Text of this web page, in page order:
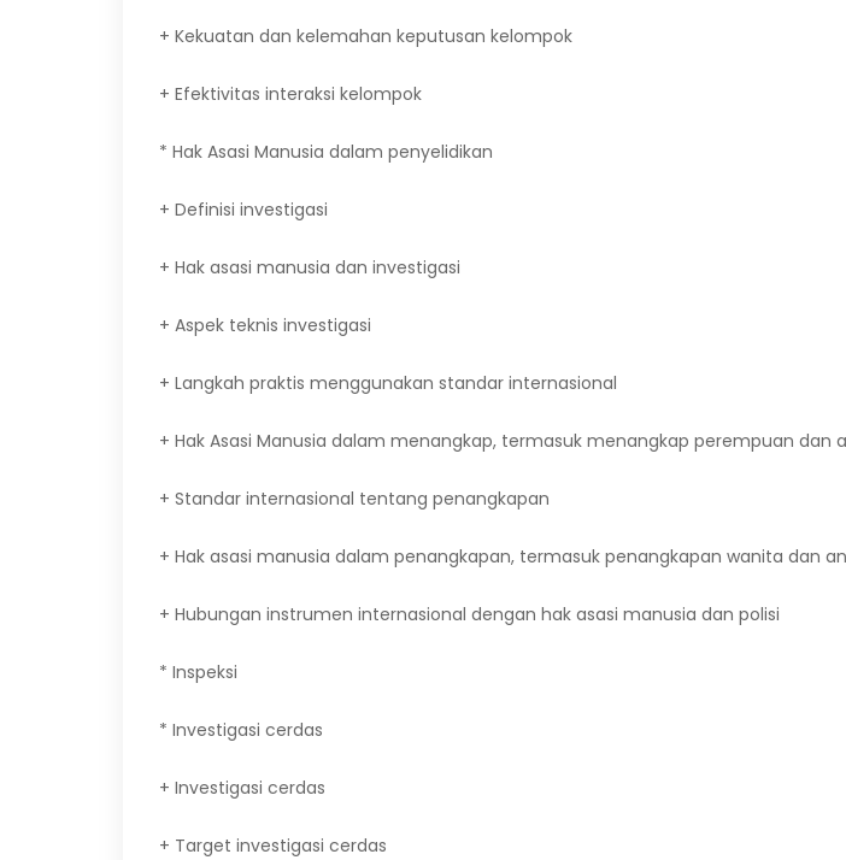
+ Kekuatan dan kelemahan keputusan kelompok
+ Efektivitas interaksi kelompok
* Hak Asasi Manusia dalam penyelidikan
+ Definisi investigasi
+ Hak asasi manusia dan investigasi
+ Aspek teknis investigasi
+ Langkah praktis menggunakan standar internasional
+ Hak Asasi Manusia dalam menangkap, termasuk menangkap perempuan dan
+ Standar internasional tentang penangkapan
+ Hak asasi manusia dalam penangkapan, termasuk penangkapan wanita dan
+ Hubungan instrumen internasional dengan hak asasi manusia dan polisi
* Inspeksi
* Investigasi cerdas
+ Investigasi cerdas
+ Target investigasi cerdas